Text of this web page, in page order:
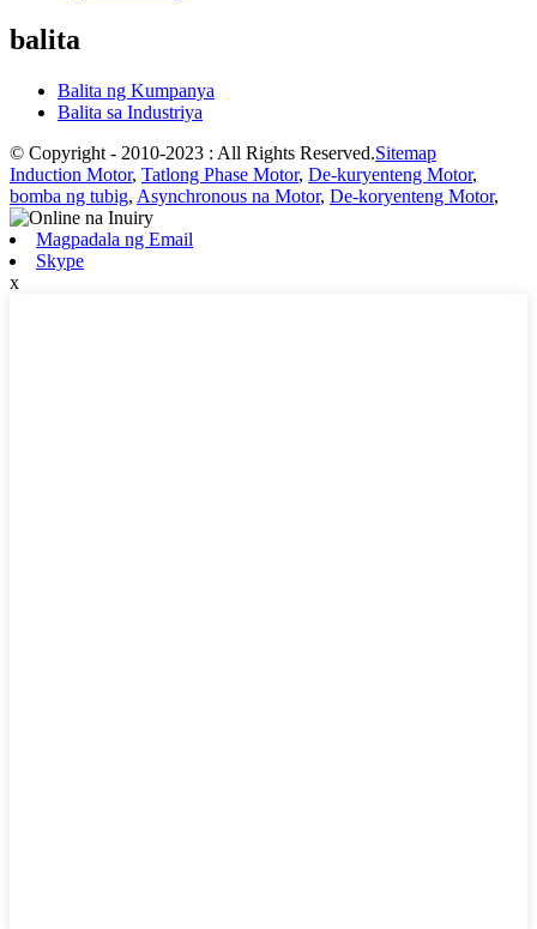
balita
Balita ng Kumpanya
Balita sa Industriya
© Copyright - 2010-2023 : All Rights Reserved.Sitemap
Induction Motor, Tatlong Phase Motor, De-kuryenteng Motor,
bomba ng tubig, Asynchronous na Motor, De-koryenteng Motor,
Magpadala ng Email
Skype
x